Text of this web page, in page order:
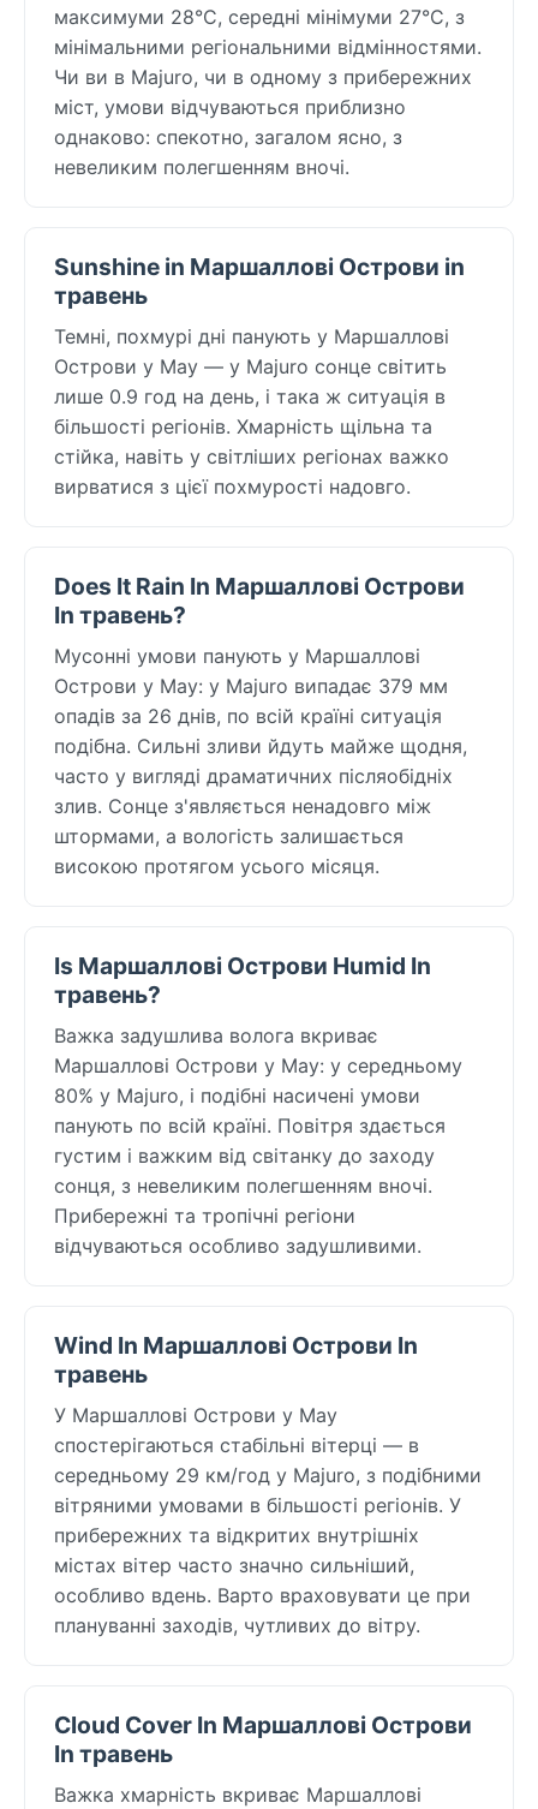
максимуми 28°C, середні мінімуми 27°C, з
мінімальними регіональними відмінностями.
Чи ви в Majuro, чи в одному з прибережних
міст, умови відчуваються приблизно
однаково: спекотно, загалом ясно, з
невеликим полегшенням вночі.
Sunshine in Маршаллові Острови in
травень
Темні, похмурі дні панують у Маршаллові
Острови у May — у Majuro сонце світить
лише 0.9 год на день, і така ж ситуація в
більшості регіонів. Хмарність щільна та
стійка, навіть у світліших регіонах важко
вирватися з цієї похмурості надовго.
Does It Rain In Маршаллові Острови
In травень?
Мусонні умови панують у Маршаллові
Острови у May: у Majuro випадає 379 мм
опадів за 26 днів, по всій країні ситуація
подібна. Сильні зливи йдуть майже щодня,
часто у вигляді драматичних післяобідніх
злив. Сонце з'являється ненадовго між
штормами, а вологість залишається
високою протягом усього місяця.
Is Маршаллові Острови Humid In
травень?
Важка задушлива волога вкриває
Маршаллові Острови у May: у середньому
80% у Majuro, і подібні насичені умови
панують по всій країні. Повітря здається
густим і важким від світанку до заходу
сонця, з невеликим полегшенням вночі.
Прибережні та тропічні регіони
відчуваються особливо задушливими.
Wind In Маршаллові Острови In
травень
У Маршаллові Острови у May
спостерігаються стабільні вітерці — в
середньому 29 км/год у Majuro, з подібними
вітряними умовами в більшості регіонів. У
прибережних та відкритих внутрішніх
містах вітер часто значно сильніший,
особливо вдень. Варто враховувати це при
плануванні заходів, чутливих до вітру.
Cloud Cover In Маршаллові Острови
In травень
Важка хмарність вкриває Маршаллові